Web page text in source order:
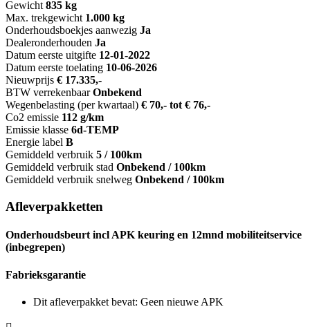
Gewicht 835 kg
Max. trekgewicht 1.000 kg
Onderhoudsboekjes aanwezig Ja
Dealeronderhouden Ja
Datum eerste uitgifte 12-01-2022
Datum eerste toelating 10-06-2026
Nieuwprijs € 17.335,-
BTW verrekenbaar Onbekend
Wegenbelasting (per kwartaal) € 70,- tot € 76,-
Co2 emissie 112 g/km
Emissie klasse 6d-TEMP
Energie label B
Gemiddeld verbruik 5 / 100km
Gemiddeld verbruik stad Onbekend / 100km
Gemiddeld verbruik snelweg Onbekend / 100km
Afleverpakketten
Onderhoudsbeurt incl APK keuring en 12mnd mobiliteitservice
(inbegrepen)
Fabrieksgarantie
Dit afleverpakket bevat: Geen nieuwe APK